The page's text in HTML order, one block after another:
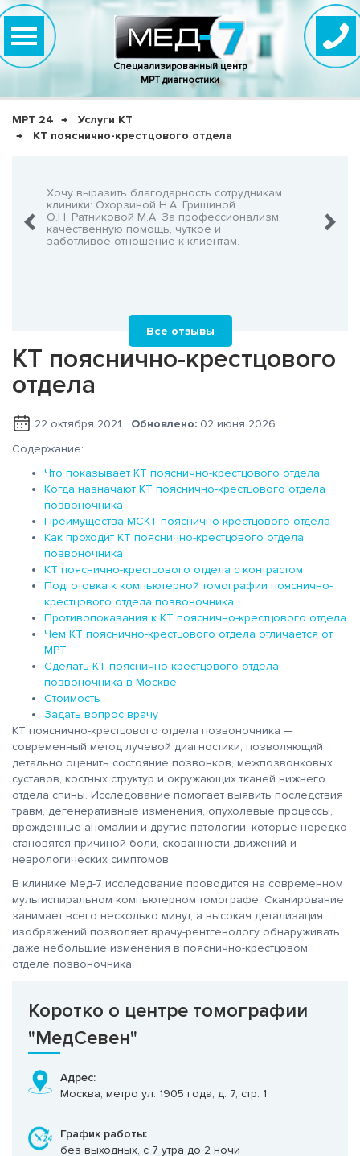
Специализированный центр
МРТ диагностики
МРТ 24
Услуги КТ
КТ пояснично-крестцового отдела
Хочу выразить благодарность сотрудникам
клиники: Охорзиной Н.А, Гришиной
О.Н, Ратниковой М.А. За профессионализм,
качественную помощь, чуткое и
заботливое отношение к клиентам.
Все отзывы
КТ пояснично-крестцового
отдела
22 октября 2021 Обновлено: 02 июня 2026
Содержание:
Что показывает КТ пояснично-крестцового отдела
Когда назначают КТ пояснично-крестцового отдела
позвоночника
Преимущества МСКТ пояснично-крестцового отдела
Как проходит КТ пояснично-крестцового отдела
позвоночника
КТ пояснично-крестцового отдела с контрастом
Подготовка к компьютерной томографии пояснично-
крестцового отдела позвоночника
Противопоказания к КТ пояснично-крестцового отдела
Чем КТ пояснично-крестцового отдела отличается от
МРТ
Сделать КТ пояснично-крестцового отдела
позвоночника в Москве
Стоимость
Задать вопрос врачу
КТ пояснично-крестцового отдела позвоночника —
современный метод лучевой диагностики, позволяющий
детально оценить состояние позвонков, межпозвонковых
суставов, костных структур и окружающих тканей нижнего
отдела спины. Исследование помогает выявить последствия
травм, дегенеративные изменения, опухолевые процессы,
врождённые аномалии и другие патологии, которые нередко
становятся причиной боли, скованности движений и
неврологических симптомов.
В клинике Мед-7 исследование проводится на современном
мультиспиральном компьютерном томографе. Сканирование
занимает всего несколько минут, а высокая детализация
изображений позволяет врачу-рентгенологу обнаруживать
даже небольшие изменения в пояснично-крестцовом
отделе позвоночника.
Коротко о центре томографии
"МедСевен"
Адрес:
Москва, метро ул. 1905 года, д. 7, стр. 1
График работы:
без выходных, с 7 утра до 2 ночи